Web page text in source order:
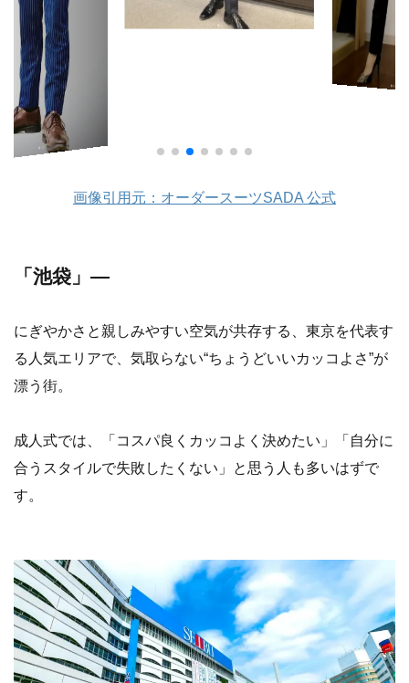
画像引用元：オーダースーツSADA 公式
「池袋」—
にぎやかさと親しみやすい空気が共存する、東京を代表す
る人気エリアで、気取らない“ちょうどいいカッコよさ”が
漂う街。
成人式では、「コスパ良くカッコよく決めたい」「自分に
合うスタイルで失敗したくない」と思う人も多いはずで
す。